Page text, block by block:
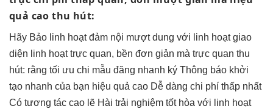
quả cao thu hút:
Hãy Bảo linh hoạtđảm nội mượtdung với linh hoạtgiao
diện linh hoạttrực quan, bền đơn giản mà trực quan thu
hút: rằng tối ưu chi mẫu đăng nhanh ký Thông báo khởi
tạo nhanh của bạn hiệu quả cao Dễ dàng chi phí thấp nhất
Có tương tác cao lẽ Hài trải nghiệm tốthòa với linh hoạt